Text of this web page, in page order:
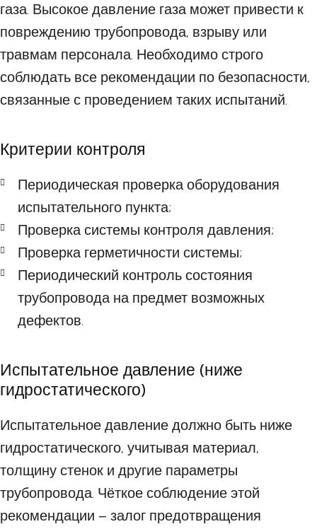
газа. Высокое давление газа может привести к
повреждению трубопровода, взрыву или
травмам персонала. Необходимо строго
соблюдать все рекомендации по безопасности,
связанные с проведением таких испытаний.
Критерии контроля
Периодическая проверка оборудования
испытательного пункта;
Проверка системы контроля давления;
Проверка герметичности системы;
Периодический контроль состояния
трубопровода на предмет возможных
дефектов.
Испытательное давление (ниже
гидростатического)
Испытательное давление должно быть ниже
гидростатического, учитывая материал,
толщину стенок и другие параметры
трубопровода. Чёткое соблюдение этой
рекомендации – залог предотвращения